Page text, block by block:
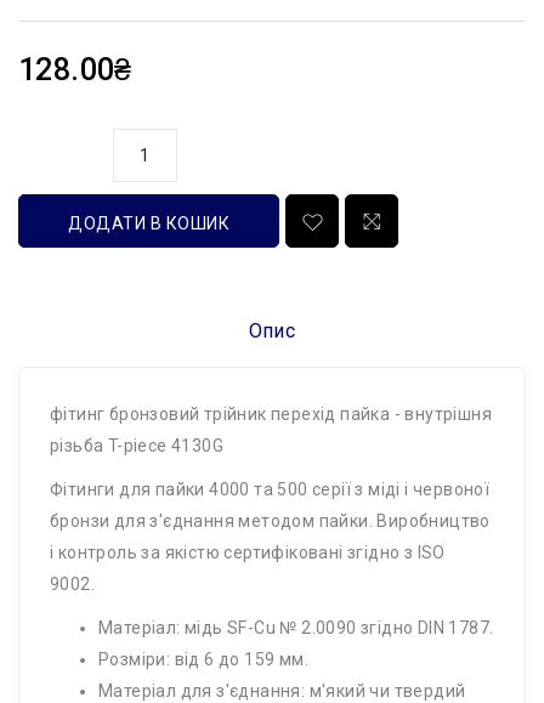
128.00₴
ДОДАТИ В КОШИК
Опис
фітинг бронзовий трійник перехід пайка - внутрішня
різьба T-​piece 4130G
Фітинги для пайки 4000 та 500 серії з міді і червоної
бронзи для з'єднання методом пайки. Виробництво
і контроль за якістю сертифіковані згідно з ISO
9002.
Матеріал: мідь SF-Cu № 2.0090 згідно DIN 1787.
Розміри: від 6 до 159 мм.
Матеріал для з'єднання: м'який чи твердий